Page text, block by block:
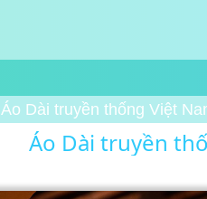
Áo Dài truyền thống Việt
Áo Dài truyền